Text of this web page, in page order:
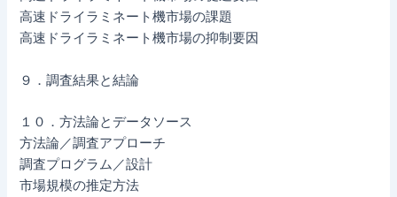
高速ドライラミネート機市場の課題
高速ドライラミネート機市場の抑制要因
９．調査結果と結論
１０．方法論とデータソース
方法論／調査アプローチ
調査プログラム／設計
市場規模の推定方法